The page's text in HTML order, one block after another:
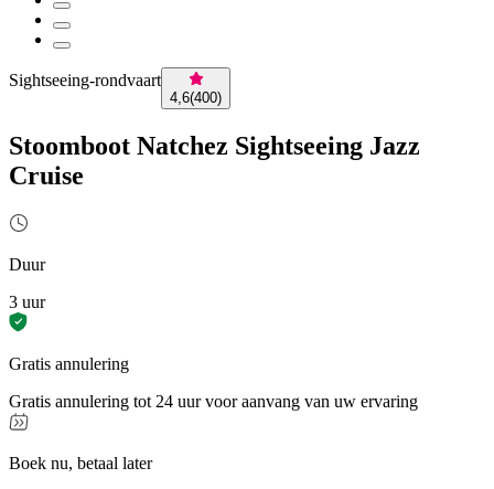
Sightseeing-rondvaart
4,6(400)
Stoomboot Natchez Sightseeing Jazz
Cruise
Duur
3 uur
Gratis annulering
Gratis annulering tot 24 uur voor aanvang van uw ervaring
Boek nu, betaal later